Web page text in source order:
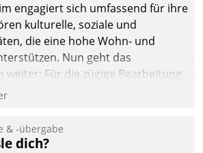
engagiert sich umfassend für ihre
kulturelle, soziale und
die eine hohe Wohn- und
Nun geht das
weiter: Für die zügige Bearbeitung
oder Lob – richtet das
einen eigenen Kanal
& -übergabe
dich?